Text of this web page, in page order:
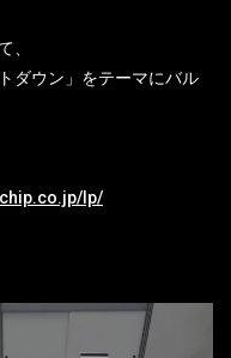
、
ダウン」をテーマにバル
lp/